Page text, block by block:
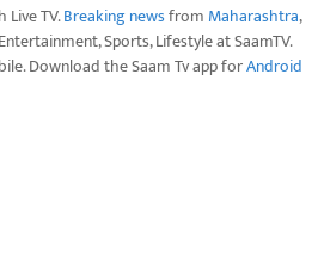
Live TV.Breaking newsfrom Maharashtra,
Sports, Lifestyle at SaamTV.
Download the Saam Tv app forAndroid